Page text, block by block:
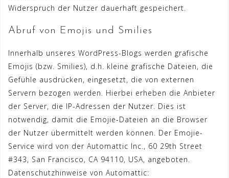
Widerspruch der Nutzer dauerhaft gespeichert.
Abruf von Emojis und Smilies
Innerhalb unseres WordPress-Blogs werden grafische
Emojis (bzw. Smilies), d.h. kleine grafische Dateien, die
Gefühle ausdrücken, eingesetzt, die von externen
Servern bezogen werden. Hierbei erheben die Anbieter
der Server, die IP-Adressen der Nutzer. Dies ist
notwendig, damit die Emojie-Dateien an die Browser
der Nutzer übermittelt werden können. Der Emojie-
Service wird von der Automattic Inc., 60 29th Street
#343, San Francisco, CA 94110, USA, angeboten.
Datenschutzhinweise von Automattic: